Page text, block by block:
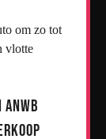
om zo tot
vlotte